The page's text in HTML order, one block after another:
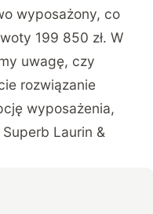
wyposażony, co
199 850 zł. W
uwagę, czy
rozwiązanie
wyposażenia,
Laurin &